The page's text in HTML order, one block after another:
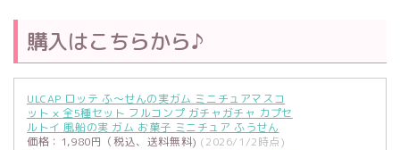
購入はこちらから♪
ULCAP ロッテ ふ～せんの実ガム ミニチュアマスコ
ット × 全5種セット フルコンプ ガチャガチャ カプセ
ルトイ 風船の実 ガム お菓子 ミニチュア ふうせん
価格：1,980円（税込、送料無料) (2026/1/2時点)